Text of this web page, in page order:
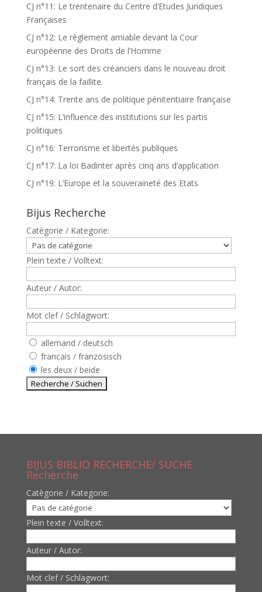
CJ n°11: Le trentenaire du Centre d’Etudes Juridiques
Françaises
CJ n°12: Le règlement amiable devant la Cour
européenne des Droits de l’Homme
CJ n°13: Le sort des créanciers dans le nouveau droit
français de la faillite
CJ n°14: Trente ans de politique pénitentiaire française
CJ n°15: L’influence des institutions sur les partis
politiques
CJ n°16: Terrorisme et libertés publiques
CJ n°17: La loi Badinter après cinq ans d’application
CJ n°19: L’Europe et la souveraineté des Etats
Bijus Recherche
Catègorie / Kategorie:
Plein texte / Volltext:
Auteur / Autor:
Mot clef / Schlagwort:
allemand / deutsch
francais / französisch
les deux / beide
BIJUS BIBLIO RECHERCHE/ SUCHE
Recherche
Catègorie / Kategorie:
Plein texte / Volltext:
Auteur / Autor:
Mot clef / Schlagwort: